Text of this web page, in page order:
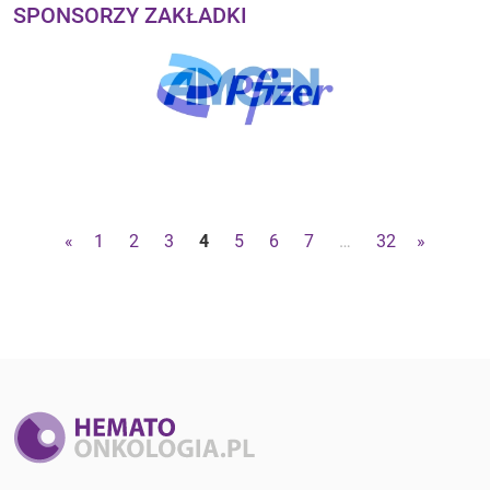
SPONSORZY ZAKŁADKI
« 1 2 3 4 5 6 7 … 32 »